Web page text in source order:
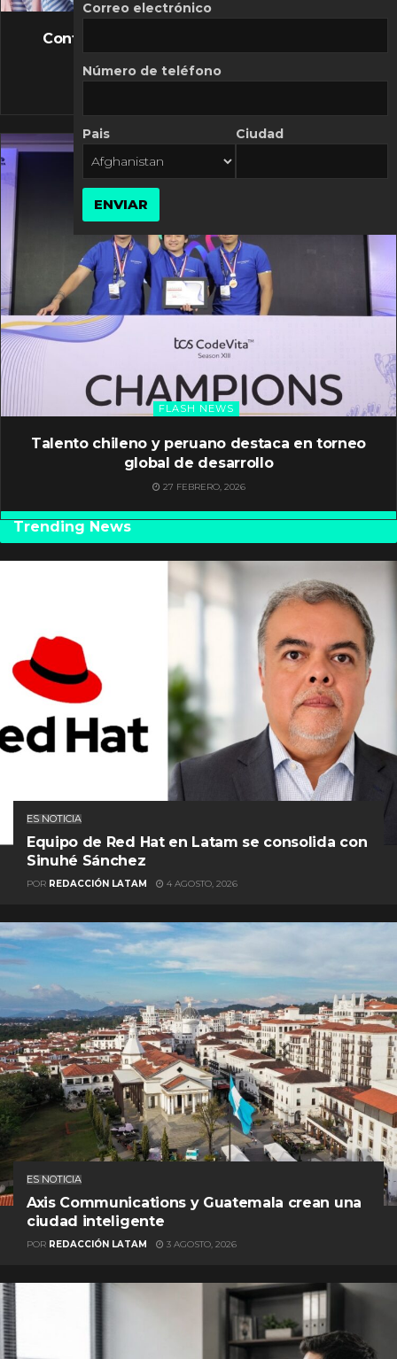
FLASH NEWS
Controversia de Mercado Libre por costos
10 MARZO, 2026
FLASH NEWS
Talento chileno y peruano destaca en torneo
global de desarrollo
27 FEBRERO, 2026
Trending News
ES NOTICIA
Equipo de Red Hat en Latam se consolida con
Sinuhé Sánchez
POR REDACCIÓN LATAM 4 AGOSTO, 2026
ES NOTICIA
Axis Communications y Guatemala crean una
ciudad inteligente
POR REDACCIÓN LATAM 3 AGOSTO, 2026
Correo electrónico
Número de teléfono
Pais Ciudad
ENVIAR